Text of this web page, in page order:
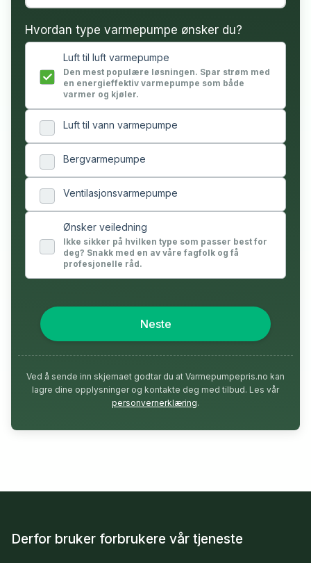
Hvordan type varmepumpe ønsker du?
Luft til luft varmepumpe
Den mest populære løsningen. Spar strøm med
en energieffektiv varmepumpe som både
varmer og kjøler.
Luft til vann varmepumpe
Bergvarmepumpe
Ventilasjonsvarmepumpe
Ønsker veiledning
Ikke sikker på hvilken type som passer best for
deg? Snakk med en av våre fagfolk og få
profesjonelle råd.
Neste
Ved å sende inn skjemaet godtar du at Varmepumpepris.no kan
lagre dine opplysninger og kontakte deg med tilbud. Les vår
personvernerklæring.
Derfor bruker forbrukere vår tjeneste